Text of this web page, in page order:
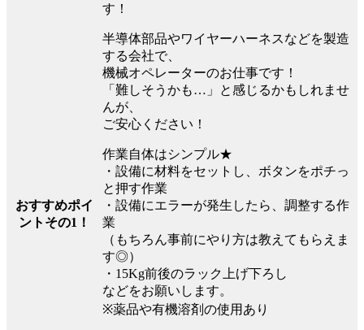
おすすめポイ
ントその1！
す！
半導体部品やワイヤーハーネスなどを製造
する会社で、
機械オペレーターのお仕事です！
「難しそうかも…」と感じるかもしれませ
んが、
ご安心ください！
作業自体はシンプル★
・設備に材料をセットし、ボタンをポチっ
と押す作業
・設備にエラーが発生したら、調整する作
業
（もちろん事前にやり方は教えてもらえま
す◎）
・15Kg前後のラック上げ下ろし
などをお願いします。
※薬品や有機溶剤の使用あり